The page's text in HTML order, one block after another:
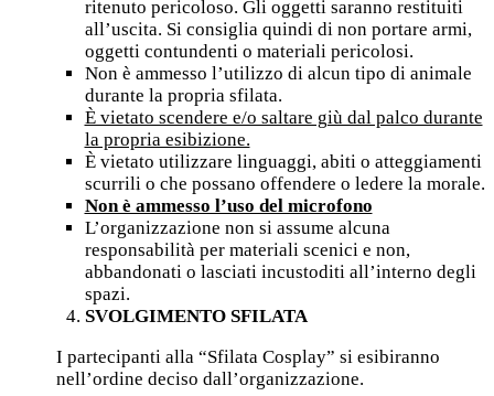
ritenuto pericoloso. Gli oggetti saranno restituiti
all’uscita. Si consiglia quindi di non portare armi,
oggetti contundenti o materiali pericolosi.
Non è ammesso l’utilizzo di alcun tipo di animale
durante la propria sfilata.
È vietato scendere e/o saltare giù dal palco durante
la propria esibizione.
È vietato utilizzare linguaggi, abiti o atteggiamenti
scurrili o che possano offendere o ledere la morale.
Non è ammesso l’uso del microfono
L’organizzazione non si assume alcuna
responsabilità per materiali scenici e non,
abbandonati o lasciati incustoditi all’interno degli
spazi.
SVOLGIMENTO SFILATA
I partecipanti alla “Sfilata Cosplay” si esibiranno
nell’ordine deciso dall’organizzazione.